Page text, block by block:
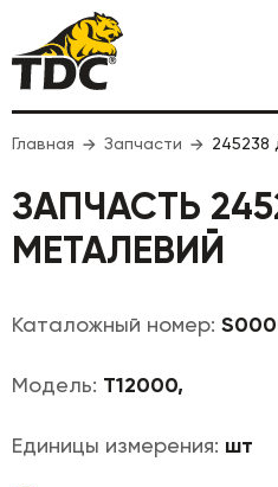
Главная Запчасти 245238
ЗАПЧАСТЬ
МЕТАЛЕВИЙ
Каталожный номер:
Модель: T12000,
Единицы измерения: шт